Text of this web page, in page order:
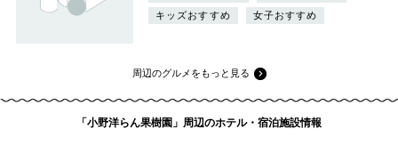
キッズおすすめ
女子おすすめ
周辺のグルメをもっと見る
「小野洋らん果樹園」周辺のホテル・宿泊施設情報